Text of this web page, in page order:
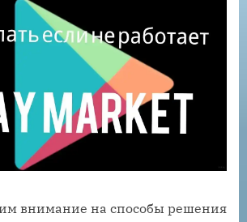
внимание на способы решения